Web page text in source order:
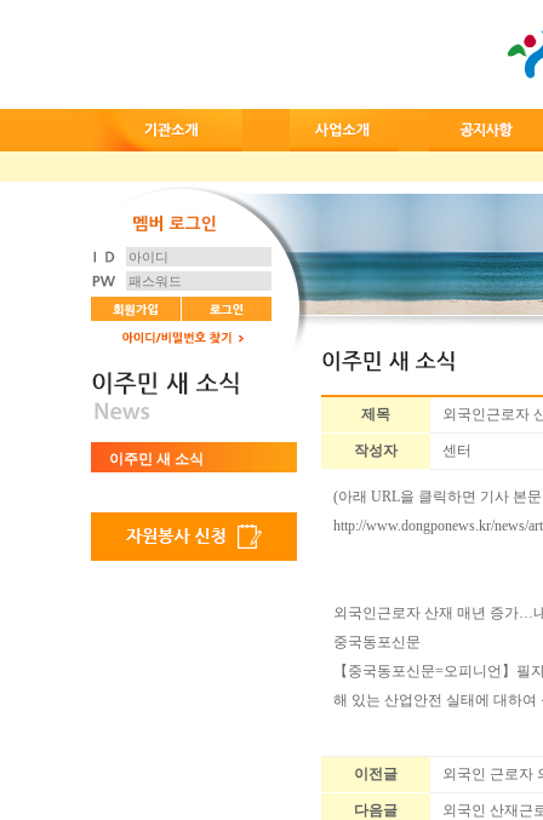
이주민 새 소식
제목 외국인근로자
작성자 센터
(아래 URL을 클릭하면 기사 본
http://www.dongponews.kr/news/
외국인근로자 산재 매년 증가…
중국동포신문
【중국동포신문=오피니언】
해 있는 산업안전 실태에 대하여
이전글 외국인 근로자
다음글 외국인 산재근